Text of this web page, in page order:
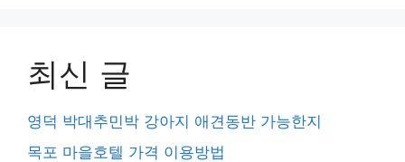
최신 글
영덕 박대추민박 강아지 애견동반 가능한지
목포 마을호텔 가격 이용방법